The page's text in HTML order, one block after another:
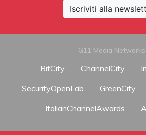
Iscriviti alla
G11 Media Networks
BitCity ChannelCity
SecurityOpenLab
GreenCity
ItalianChannelAwards